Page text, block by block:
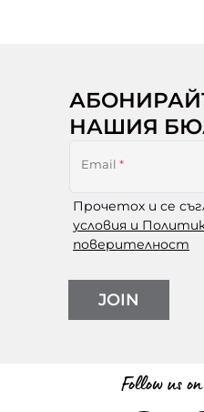
НАШИЯ
Email *
Прочетох и се
условия и
поверителност
JOIN
Follow us